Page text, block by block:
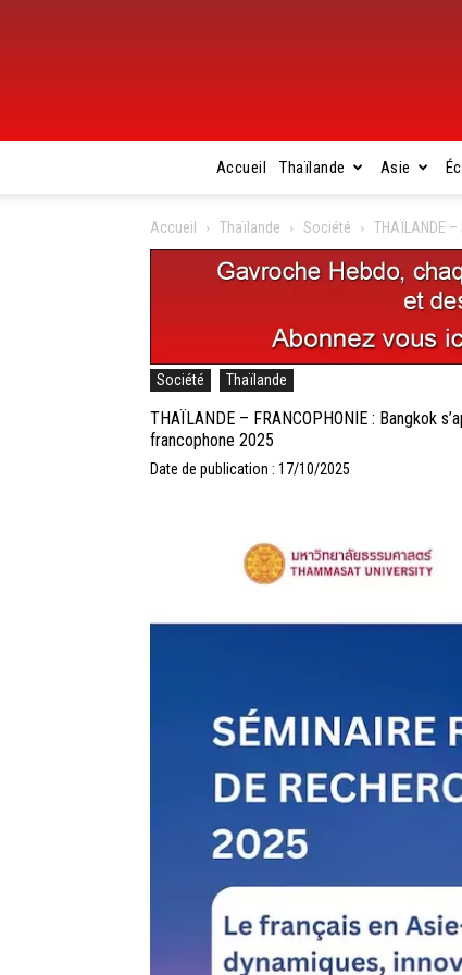
Accueil Thaïlande Asie
Accueil Thaïlande Société THAÏLANDE
Société Thaïlande
THAÏLANDE – FRANCOPHONIE : Bangkok
francophone 2025
Date de publication : 17/10/2025